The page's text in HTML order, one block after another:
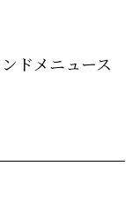
ドメニュース